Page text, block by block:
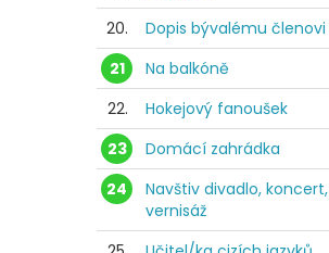
20.
Dopis bývalému členovi
21
Na balkóně
22.
Hokejový fanoušek
23
Domácí zahrádka
24
Navštiv divadlo, koncert,
vernisáž